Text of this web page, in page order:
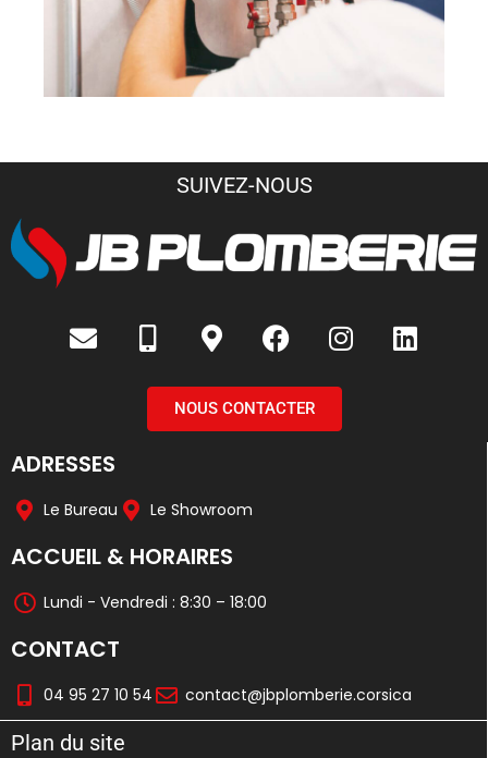
SUIVEZ-NOUS
NOUS CONTACTER
ADRESSES
Le Bureau Le Showroom
ACCUEIL & HORAIRES
Lundi - Vendredi : 8:30 – 18:00
CONTACT
04 95 27 10 54 contact@jbplomberie.corsica
Plan du site